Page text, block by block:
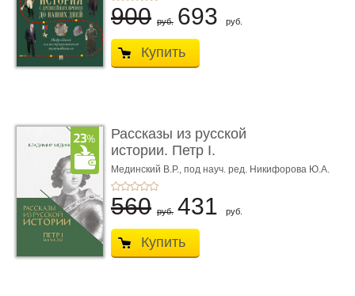
900 руб. 693 руб.
Купить
Рассказы из русской
истории. Петр I.
Начало. Кни ...
Мединский В.Р., под науч. ред. Никифорова Ю.А.
560 руб. 431 руб.
Купить